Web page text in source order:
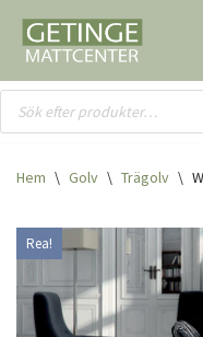
Hoppa
till
innehåll
Hem \ Golv \ Trägolv \
Rea!